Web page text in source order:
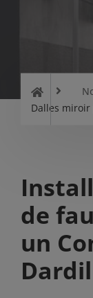
Dalles miroir
de
un